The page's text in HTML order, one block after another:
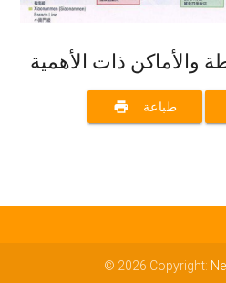
والأماكن ذات الأهمية
print طباعة
© 2026 Copyright: